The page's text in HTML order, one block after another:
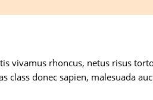
vivamus rhoncus, netus risus
donec sapien, malesuada